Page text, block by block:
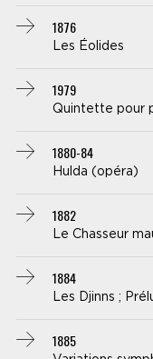
1876
Les Éolides
1979
Quintette pour
1880-84
Hulda (opéra)
1882
Le Chasseur
1884
Les Djinns ;
1885